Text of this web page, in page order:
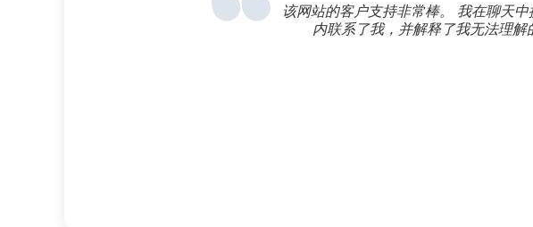
该网站的客户支持非常棒。 我在聊天
内联系了我，并解释了我无法理解